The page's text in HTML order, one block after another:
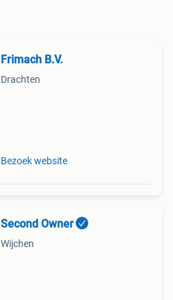
Frimach B.V.
Drachten
Bezoek website
Second Owner
Wijchen